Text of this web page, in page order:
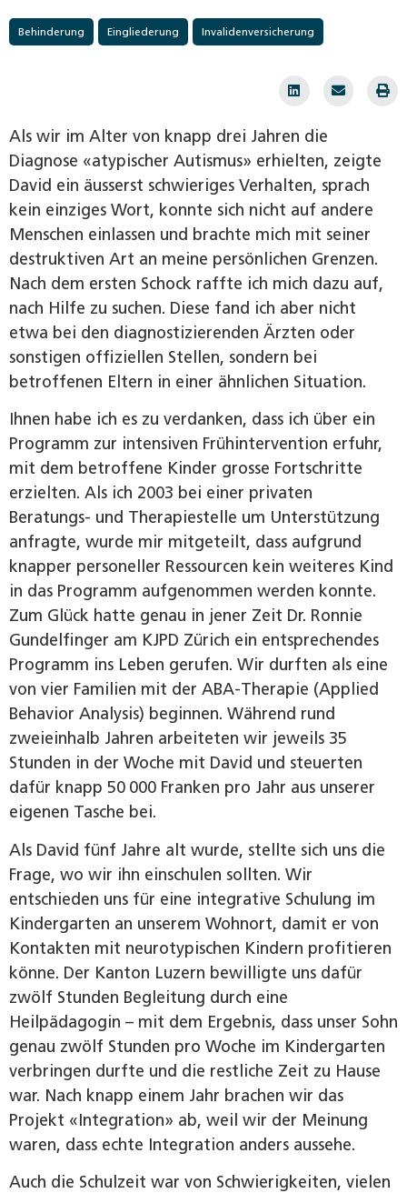
Behinderung Eingliederung Invalidenversicherung
Als wir im Alter von knapp drei Jahren die
Diagnose «atypischer Autismus» erhielten, zeigte
David ein äusserst schwieriges Verhalten, sprach
kein einziges Wort, konnte sich nicht auf andere
Menschen einlassen und brachte mich mit seiner
destruktiven Art an meine persönlichen Grenzen.
Nach dem ersten Schock raffte ich mich dazu auf,
nach Hilfe zu suchen. Diese fand ich aber nicht
etwa bei den diagnostizierenden Ärzten oder
sonstigen offiziellen Stellen, sondern bei
betroffenen Eltern in einer ähnlichen Situation.
Ihnen habe ich es zu verdanken, dass ich über ein
Programm zur intensiven Frühintervention erfuhr,
mit dem betroffene Kinder grosse Fortschritte
erzielten. Als ich 2003 bei einer privaten
Beratungs- und Therapiestelle um Unterstützung
anfragte, wurde mir mitgeteilt, dass aufgrund
knapper personeller Ressourcen kein weiteres Kind
in das Programm aufgenommen werden konnte.
Zum Glück hatte genau in jener Zeit Dr. Ronnie
Gundelfinger am KJPD Zürich ein entsprechendes
Programm ins Leben gerufen. Wir durften als eine
von vier Familien mit der ABA-Therapie (Applied
Behavior Analysis) beginnen. Während rund
zweieinhalb Jahren arbeiteten wir jeweils 35
Stunden in der Woche mit David und steuerten
dafür knapp 50 000 Franken pro Jahr aus unserer
eigenen Tasche bei.
Als David fünf Jahre alt wurde, stellte sich uns die
Frage, wo wir ihn einschulen sollten. Wir
entschieden uns für eine integrative Schulung im
Kindergarten an unserem Wohnort, damit er von
Kontakten mit neurotypischen Kindern profitieren
könne. Der Kanton Luzern bewilligte uns dafür
zwölf Stunden Begleitung durch eine
Heilpädagogin – mit dem Ergebnis, dass unser Sohn
genau zwölf Stunden pro Woche im Kindergarten
verbringen durfte und die restliche Zeit zu Hause
war. Nach knapp einem Jahr brachen wir das
Projekt «Integration» ab, weil wir der Meinung
waren, dass echte Integration anders aussehe.
Auch die Schulzeit war von Schwierigkeiten, vielen